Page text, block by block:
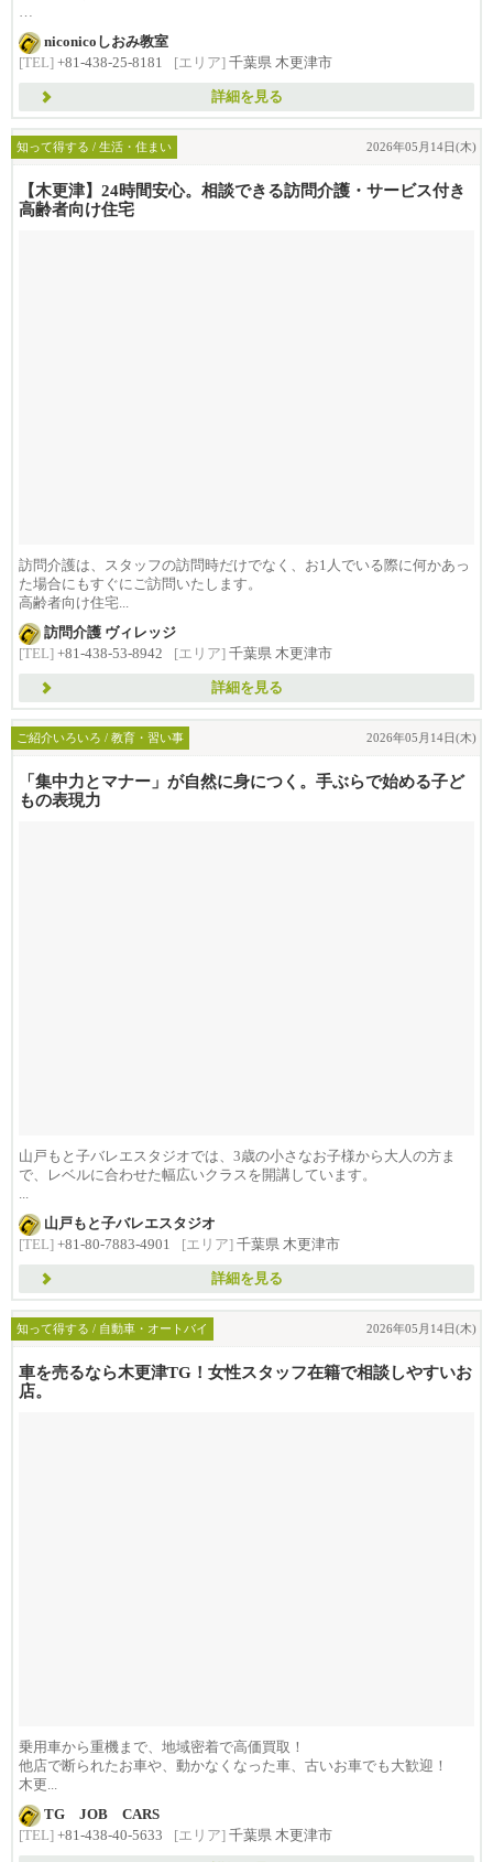
小学1年生から高校3年生...
niconicoしおみ教室
[TEL] +81-438-25-8181 [エリア] 千葉県 木更津市
詳細を見る
知って得する / 生活・住まい 2026年05月14日(木)
【木更津】24時間安心。相談できる訪問介護・サービス付き
高齢者向け住宅
訪問介護は、スタッフの訪問時だけでなく、お1人でいる際に何かあっ
た場合にもすぐにご訪問いたします。
高齢者向け住宅...
訪問介護 ヴィレッジ
[TEL] +81-438-53-8942 [エリア] 千葉県 木更津市
詳細を見る
ご紹介いろいろ / 教育・習い事 2026年05月14日(木)
「集中力とマナー」が自然に身につく。手ぶらで始める子ど
もの表現力
山戸もと子バレエスタジオでは、3歳の小さなお子様から大人の方ま
で、レベルに合わせた幅広いクラスを開講しています。
...
山戸もと子バレエスタジオ
[TEL] +81-80-7883-4901 [エリア] 千葉県 木更津市
詳細を見る
知って得する / 自動車・オートバイ 2026年05月14日(木)
車を売るなら木更津TG！女性スタッフ在籍で相談しやすいお
店。
乗用車から重機まで、地域密着で高価買取！
他店で断られたお車や、動かなくなった車、古いお車でも大歓迎！
木更...
TG JOB CARS
[TEL] +81-438-40-5633 [エリア] 千葉県 木更津市